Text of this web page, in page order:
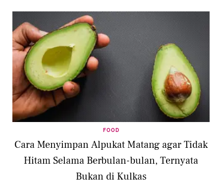
FOOD
Cara Menyimpan Alpukat Matang agar Tidak
Hitam Selama Berbulan-bulan, Ternyata
Bukan di Kulkas